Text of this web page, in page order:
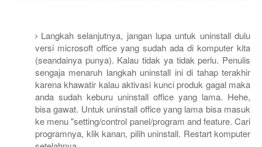
Langkah selanjutnya, jangan lupa untuk uninstall dulu
versi microsoft office yang sudah ada di komputer kita
(seandainya punya). Kalau tidak ya tidak perlu. Penulis
sengaja menaruh langkah uninstall ini di tahap terakhir
karena khawatir kalau aktivasi kunci produk gagal maka
anda sudah keburu uninstall office yang lama. Hehe,
bisa gawat. Untuk uninstall office yang lama bisa masuk
ke menu "setting/control panel/program and feature. Cari
programnya, klik kanan, pilih uninstall. Restart komputer